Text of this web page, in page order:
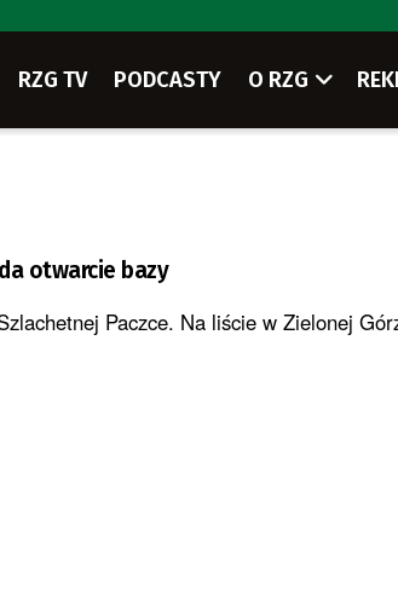
RZG TV PODCASTY O RZG
otwarcie bazy
Paczce. Na liście w Zielonej